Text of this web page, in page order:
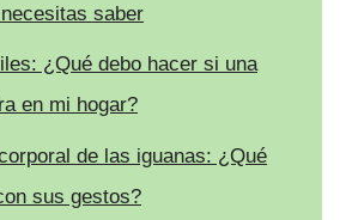
saber
¿Qué debo hacer si una
en mi hogar?
de las iguanas: ¿Qué
sus gestos?